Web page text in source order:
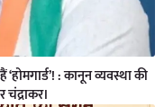
: कानून व्यवस्था की